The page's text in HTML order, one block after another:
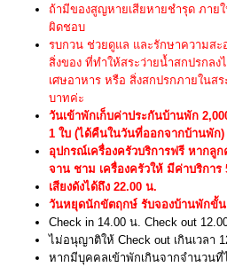
ถ้ามีของสูญหายเสียหายชำรุด ภาย
ผิดชอบ
รบกวน ช่วยดูแล และรักษาความสะ
สิ่งของ ที่ทำให้สระว่ายน้ำสกปรกลง
เศษอาหาร หรือ สิ่งสกปรกภายในส
บาทค่ะ
วันเข้าพักเก็บค่าประกันบ้านพัก
1 ใบ (ได้คืนในวันที่ออกจากบ้านพัก)
อุปกรณ์เครื่องครัวบริการฟรี หากลู
จาน ชาม เครื่องครัวให้ มีค่าบริการ
เสียงดังได้ถึง 22.00 น.
วันหยุดนักขัตฤกษ์ รับจองบ้านพักขั้
Check in 14.00 น. Check out
ไม่อนุญาติให้ Check out เกินเวลา
หากมีบุคคลเข้าพักเกินจากจำนวนที่